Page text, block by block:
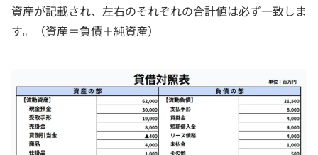
資産が記載され、左右のそれぞれの合計値は必ず一致しま
す。（資産＝負債＋純資産）